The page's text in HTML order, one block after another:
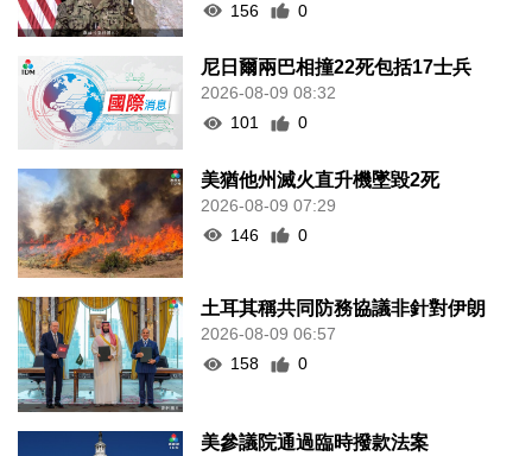
156
0
尼日爾兩巴相撞22死包括17士兵
2026-08-09 08:32
101
0
美猶他州滅火直升機墜毀2死
2026-08-09 07:29
146
0
土耳其稱共同防務協議非針對伊朗
2026-08-09 06:57
158
0
美參議院通過臨時撥款法案